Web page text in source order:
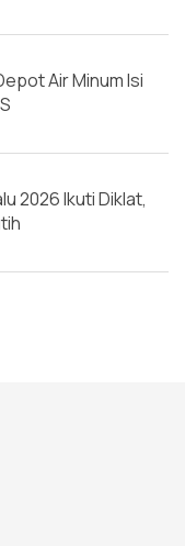
Air Minum Isi
2026 Ikuti Diklat,